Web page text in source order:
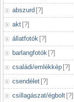
abszurd [?]
akt [?]
állatfotók [?]
barlangfotók [?]
családi/emlékkép [?]
csendélet [?]
csillagászat/égbolt [?]